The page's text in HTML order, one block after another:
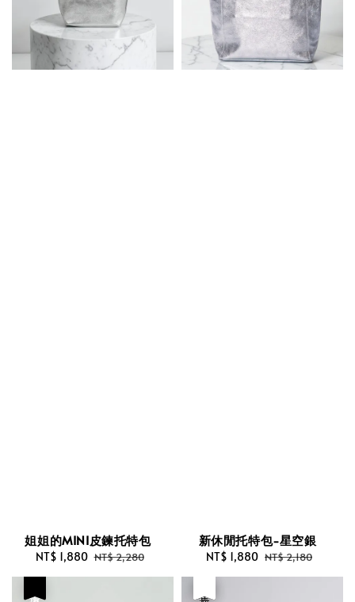
姐姐的MINI皮鍊托特包
Sale
price
NT$ 1,880 Regular
price
NT$ 2,280
新休閒托特包-星空銀
Sale
price
NT$ 1,880 Regular
price
NT$ 2,180